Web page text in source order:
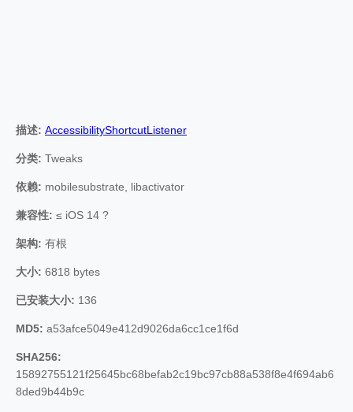
描述: AccessibilityShortcutListener
分类: Tweaks
依赖: mobilesubstrate, libactivator
兼容性: ≤ iOS 14 ?
架构: 有根
大小: 6818 bytes
已安装大小: 136
MD5: a53afce5049e412d9026da6cc1ce1f6d
SHA256:
15892755121f25645bc68befab2c19bc97cb88a538f8e4f694ab6
8ded9b44b9c